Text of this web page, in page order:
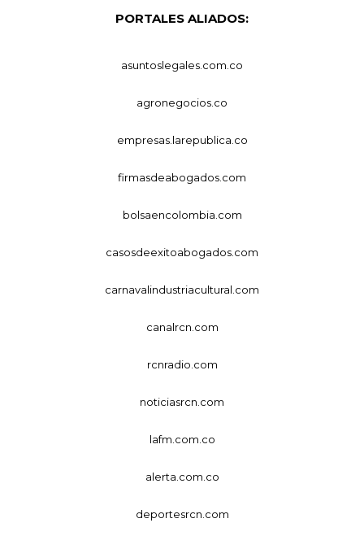
PORTALES ALIADOS:
asuntoslegales.com.co
agronegocios.co
empresas.larepublica.co
firmasdeabogados.com
bolsaencolombia.com
casosdeexitoabogados.com
carnavalindustriacultural.com
canalrcn.com
rcnradio.com
noticiasrcn.com
lafm.com.co
alerta.com.co
deportesrcn.com